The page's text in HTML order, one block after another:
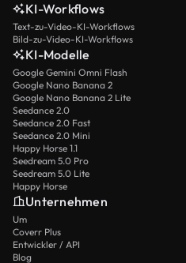
KI-Workflows
Text-zu-Video-KI-Workflows
Bild-zu-Video-KI-Workflows
KI-Modelle
Google Gemini Omni Flash
Google Nano Banana 2
Google Nano Banana 2 Lite
Seedance 2.0
Seedance 2.0 Fast
Seedance 2.0 Mini
Happy Horse 1.1
Seedream 5.0 Pro
Seedream 5.0 Lite
Happy Horse
Unternehmen
Um
Coverr Plus
Entwickler / API
Blog